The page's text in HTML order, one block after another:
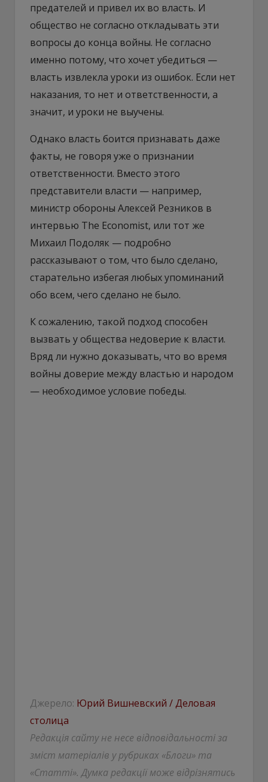
предателей и привел их во власть. И
общество не согласно откладывать эти
вопросы до конца войны. Не согласно
именно потому, что хочет убедиться —
власть извлекла уроки из ошибок. Если нет
наказания, то нет и ответственности, а
значит, и уроки не выучены.
Однако власть боится признавать даже
факты, не говоря уже о признании
ответственности. Вместо этого
представители власти — например,
министр обороны Алексей Резников в
интервью The Economist, или тот же
Михаил Подоляк — подробно
рассказывают о том, что было сделано,
старательно избегая любых упоминаний
обо всем, чего сделано не было.
К сожалению, такой подход способен
вызвать у общества недоверие к власти.
Вряд ли нужно доказывать, что во время
войны доверие между властью и народом
— необходимое условие победы.
Джерело: Юрий Вишневский / Деловая
столица
Редакція сайту не несе відповідальності за
зміст матеріалів у рубриках «Блоги» та
«Статті». Думка редакції може відрізнятись